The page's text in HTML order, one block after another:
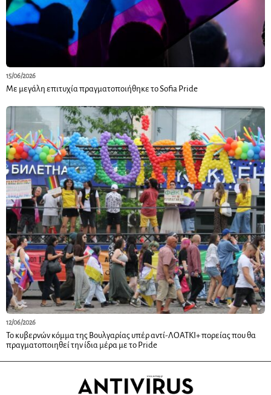
15/06/2026
Με μεγάλη επιτυχία πραγματοποιήθηκε το Sofia Pride
12/06/2026
Το κυβερνών κόμμα της Βουλγαρίας υπέρ αντί-ΛΟΑΤΚΙ+ πορείας που θα
πραγματοποιηθεί την ίδια μέρα με το Pride